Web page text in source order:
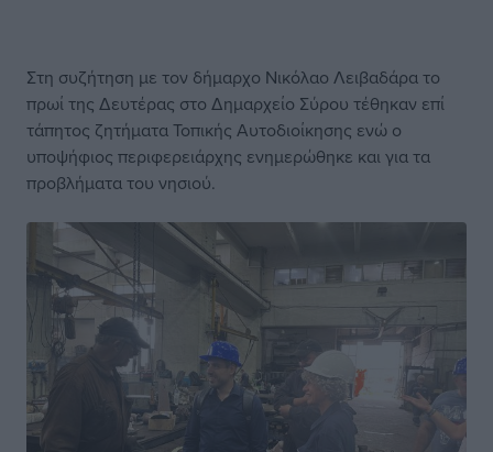
Στη συζήτηση με τον δήμαρχο Νικόλαο Λειβαδάρα το
πρωί της Δευτέρας στο Δημαρχείο Σύρου τέθηκαν επί
τάπητος ζητήματα Τοπικής Αυτοδιοίκησης ενώ ο
υποψήφιος περιφερειάρχης ενημερώθηκε και για τα
προβλήματα του νησιού.